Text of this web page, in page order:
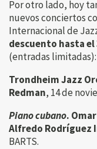
Por otro lado, hoy
nuevos conciertos
Internacional de
descuento hasta
(entradas limitadas):
Trondheim Jazz
Redman, 14 de
Piano cubano.
Alfredo Rodríguez
BARTS.